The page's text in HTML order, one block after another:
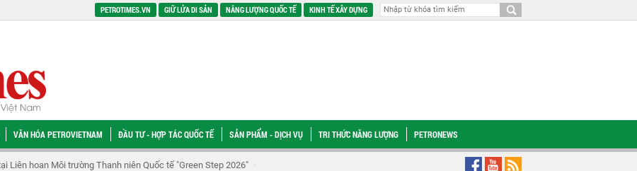
PETROTIMES.VN GIỮ LỬA DI SẢN NĂNG LƯỢNG QUỐC TẾ KINH TẾ XÂY DỰNG
VĂN HÓA PETROVIETNAM ĐẦU TƯ - HỢP TÁC QUỐC TẾ SẢN PHẨM - DỊCH VỤ TRI THỨC NĂNG LƯỢNG PETRONEWS
Liên hoan Môi trường Thanh niên Quốc tế "Green Step 2026" Tổng Giám đốc Petrovietnam Lê Mạnh Cường: Đẩy nhanh Ô Môn III, IV để phát huy hiệu quả